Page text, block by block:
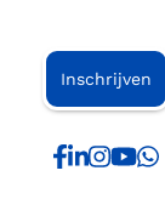
Inschrijven